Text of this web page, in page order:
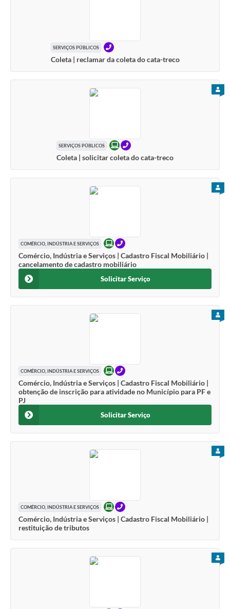
SERVIÇOS PÚBLICOS TELEFONE
Coleta | reclamar da coleta do cata-treco
SERVIÇOS PÚBLICOS ONLINETELEFONE
Coleta | solicitar coleta do cata-treco
COMÉRCIO, INDÚSTRIA E SERVIÇOS ONLINETELEFONE
Comércio, Indústria e Serviços | Cadastro Fiscal Mobiliário |
cancelamento de cadastro mobiliário
Solicitar Serviço
COMÉRCIO, INDÚSTRIA E SERVIÇOS ONLINETELEFONE
Comércio, Indústria e Serviços | Cadastro Fiscal Mobiliário |
obtenção de inscrição para atividade no Município para PF e
PJ
Solicitar Serviço
COMÉRCIO, INDÚSTRIA E SERVIÇOS ONLINETELEFONE
Comércio, Indústria e Serviços | Cadastro Fiscal Mobiliário |
restituição de tributos